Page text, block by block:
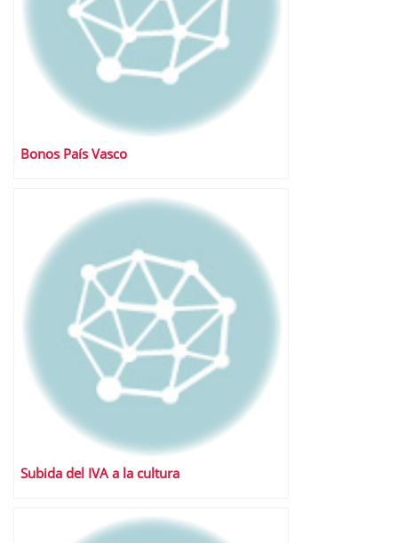
Bonos País Vasco
Subida del IVA a la cultura